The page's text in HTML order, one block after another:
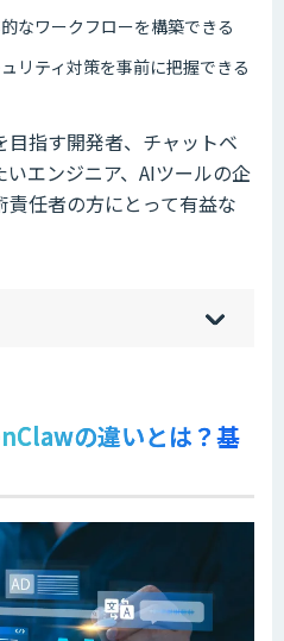
なワークフローを構築できる
リティ対策を事前に把握できる
指す開発者、チャットベ
エンジニア、AIツールの企
任者の方にとって有益な
hi
]
sh
]
の違いとは？基